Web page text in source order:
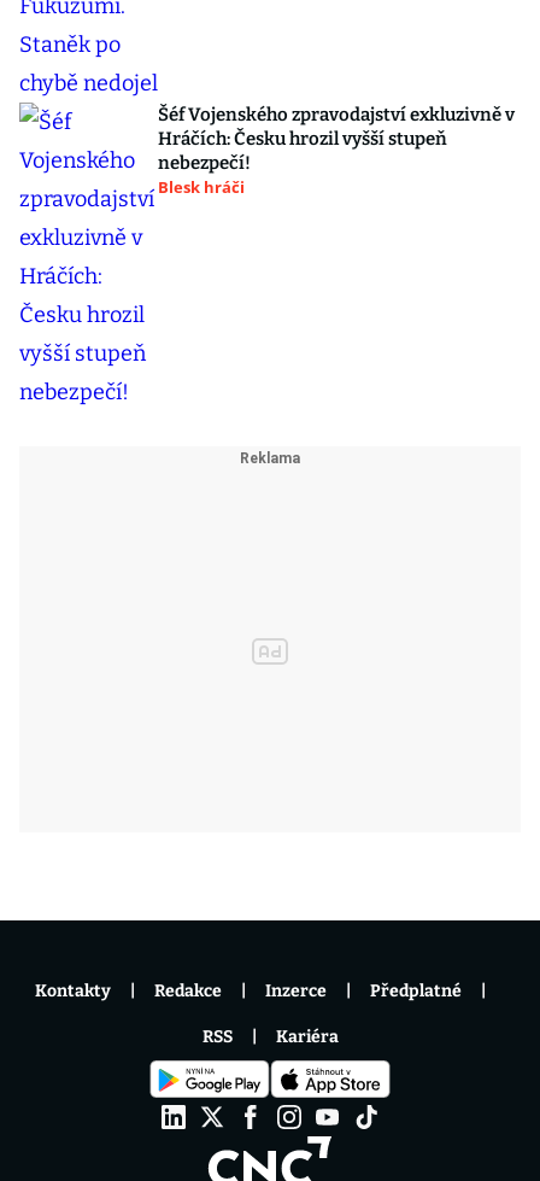
Šéf Vojenského zpravodajství exkluzivně v
Hráčích: Česku hrozil vyšší stupeň
nebezpečí!
Blesk hráči
Kontakty Redakce Inzerce Předplatné
RSS Kariéra